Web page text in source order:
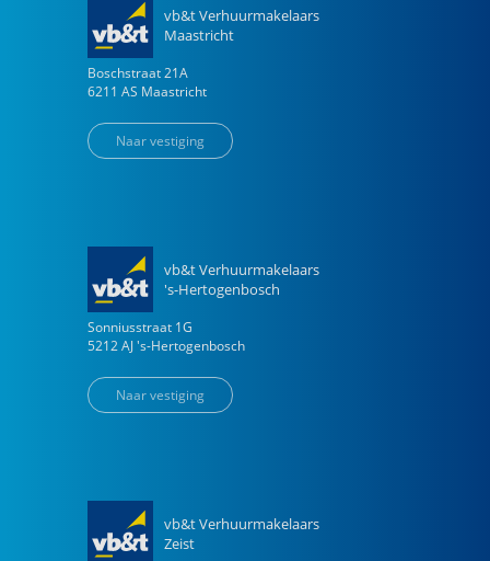
vb&t Verhuurmakelaars
Maastricht
Boschstraat 21A
6211 AS Maastricht
Naar vestiging
vb&t Verhuurmakelaars
's-Hertogenbosch
Sonniusstraat 1G
5212 AJ 's-Hertogenbosch
Naar vestiging
vb&t Verhuurmakelaars
Zeist